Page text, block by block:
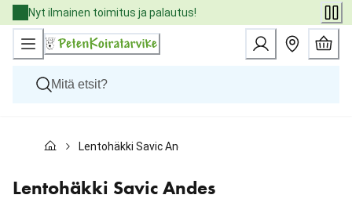
Skip
to
Content
Nyt ilmainen toimitus ja palautus!
Kissat
Eläinlääkäriruoat
Tuotemerkit
Lentohäkki Savic Andes
Lentohäkki Savic Andes